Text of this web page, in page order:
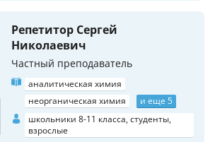
Репетитор Сергей
Николаевич
Частный преподаватель
аналитическая химия
неорганическая химия
и еще 5
школьники 8-11 класса, студенты,
взрослые